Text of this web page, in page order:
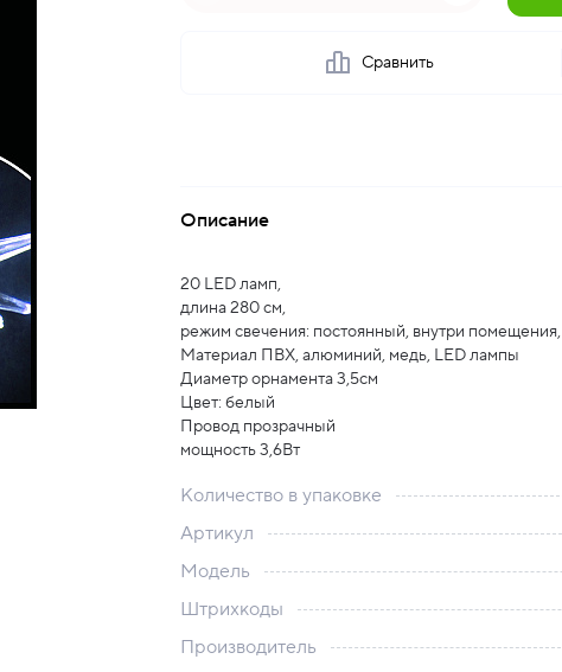
Сравнить
Описание
20 LED ламп,
длина 280 см,
режим свечения: постоянный, внутри помещения,
Материал ПВХ, алюминий, медь, LED лампы
Диаметр орнамента 3,5см
Цвет: белый
Провод прозрачный
мощность 3,6Вт
Количество в упаковке
Артикул
Модель
Штрихкоды
Производитель